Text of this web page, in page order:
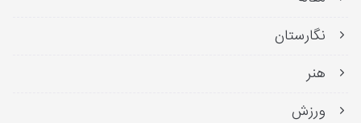
نگارستان
هنر
ورزش